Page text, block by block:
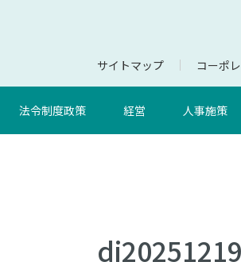
サイトマップ コーポ
法令制度政策 経営 人事施策